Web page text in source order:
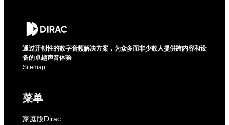
通过开创性的数字音频解决方案，为众多而非少数人提供跨内容和设
备的卓越声音体验
Sitemap
菜单
家庭版Dirac